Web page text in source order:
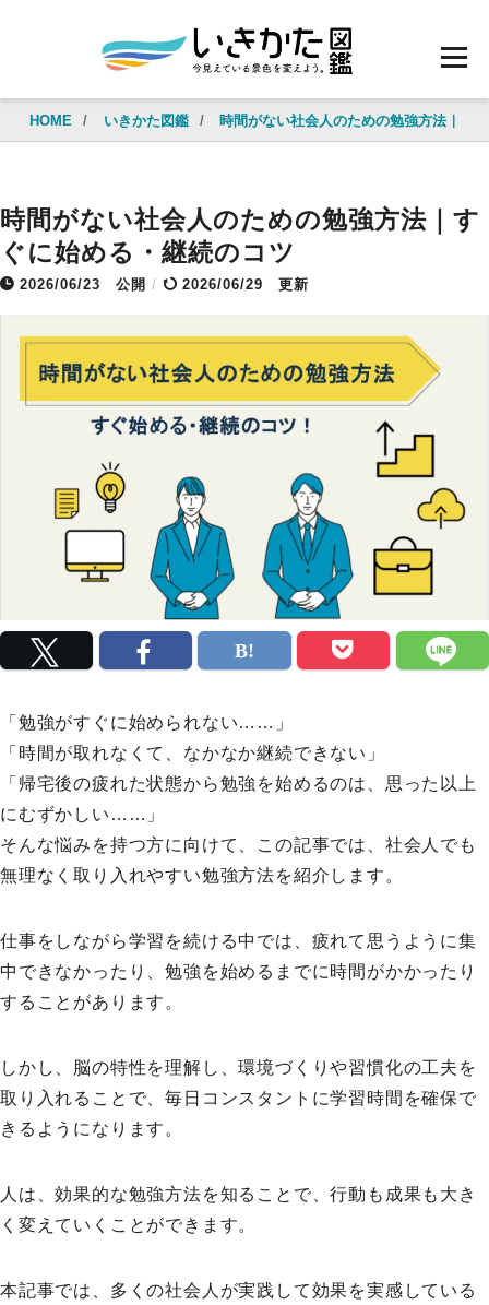
HOME / いきかた図鑑 / 時間がない社会人のための勉強方法｜す
時間がない社会人のための勉強方法｜す
ぐに始める・継続のコツ
2026/06/23 公開 / 2026/06/29 更新
「勉強がすぐに始められない……」
「時間が取れなくて、なかなか継続できない」
「帰宅後の疲れた状態から勉強を始めるのは、思った以上
にむずかしい……」
そんな悩みを持つ方に向けて、この記事では、社会人でも
無理なく取り入れやすい勉強方法を紹介します。
仕事をしながら学習を続ける中では、疲れて思うように集
中できなかったり、勉強を始めるまでに時間がかかったり
することがあります。
しかし、脳の特性を理解し、環境づくりや習慣化の工夫を
取り入れることで、毎日コンスタントに学習時間を確保で
きるようになります。
人は、効果的な勉強方法を知ることで、行動も成果も大き
く変えていくことができます。
本記事では、多くの社会人が実践して効果を実感している